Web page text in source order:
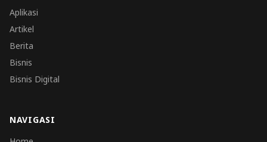
Aplikasi
Artikel
Berita
Bisnis
Bisnis Digital
NAVIGASI